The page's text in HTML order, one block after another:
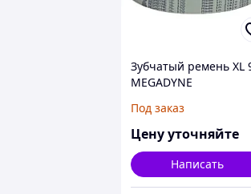
Зубчатый ремень XL
MEGADYNE
Под заказ
Цену уточняйте
Написать